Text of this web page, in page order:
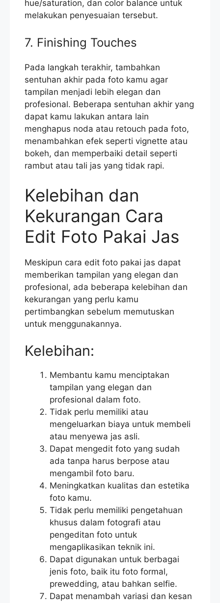
hue/saturation, dan color balance untuk
melakukan penyesuaian tersebut.
7. Finishing Touches
Pada langkah terakhir, tambahkan
sentuhan akhir pada foto kamu agar
tampilan menjadi lebih elegan dan
profesional. Beberapa sentuhan akhir yang
dapat kamu lakukan antara lain
menghapus noda atau retouch pada foto,
menambahkan efek seperti vignette atau
bokeh, dan memperbaiki detail seperti
rambut atau tali jas yang tidak rapi.
Kelebihan dan
Kekurangan Cara
Edit Foto Pakai Jas
Meskipun cara edit foto pakai jas dapat
memberikan tampilan yang elegan dan
profesional, ada beberapa kelebihan dan
kekurangan yang perlu kamu
pertimbangkan sebelum memutuskan
untuk menggunakannya.
Kelebihan:
Membantu kamu menciptakan
tampilan yang elegan dan
profesional dalam foto.
Tidak perlu memiliki atau
mengeluarkan biaya untuk membeli
atau menyewa jas asli.
Dapat mengedit foto yang sudah
ada tanpa harus berpose atau
mengambil foto baru.
Meningkatkan kualitas dan estetika
foto kamu.
Tidak perlu memiliki pengetahuan
khusus dalam fotografi atau
pengeditan foto untuk
mengaplikasikan teknik ini.
Dapat digunakan untuk berbagai
jenis foto, baik itu foto formal,
prewedding, atau bahkan selfie.
Dapat menambah variasi dan kesan